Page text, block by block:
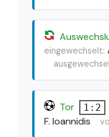
eingewechselt:
Tor 1:2
F. Ioannidis